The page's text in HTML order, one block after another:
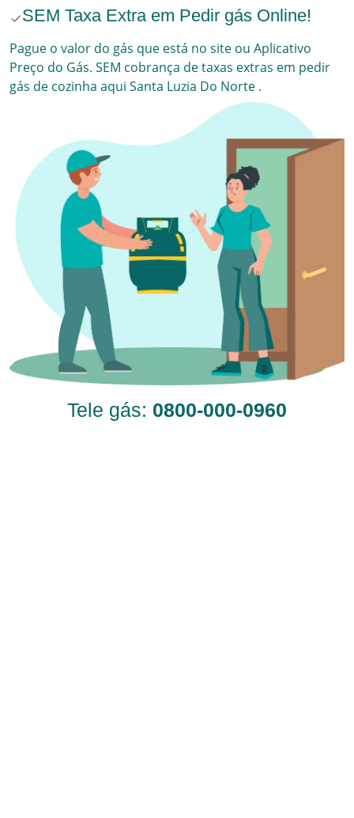
SEM Taxa Extra em Pedir gás Online!
Pague o valor do gás que está no site ou Aplicativo
Preço do Gás. SEM cobrança de taxas extras em pedir
gás de cozinha aqui Santa Luzia Do Norte .
Tele gás: 0800-000-0960